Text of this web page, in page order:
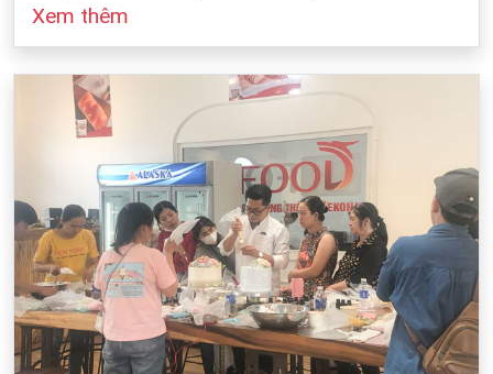
đó cũng dựa vào sự bảo quản của chúng ta khi
cách bảo quản chung cho các loại bột mì:
Xem thêm